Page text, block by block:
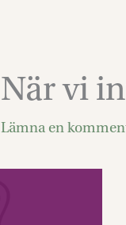
När vi
Lämna en